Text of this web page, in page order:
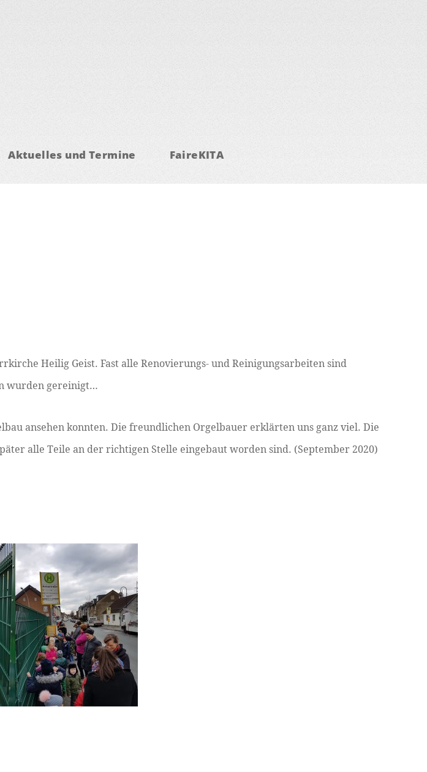
Aktuelles und Termine FaireKITA
Heilig Geist. Fast alle Renovierungs- und Reinigungsarbeiten sind
wurden gereinigt…
ansehen konnten. Die freundlichen Orgelbauer erklärten uns ganz viel. Die
alle Teile an der richtigen Stelle eingebaut worden sind. (September 2020)